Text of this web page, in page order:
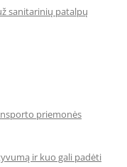
sanitarinių patalpų
priemonės
ir kuo gali padėti